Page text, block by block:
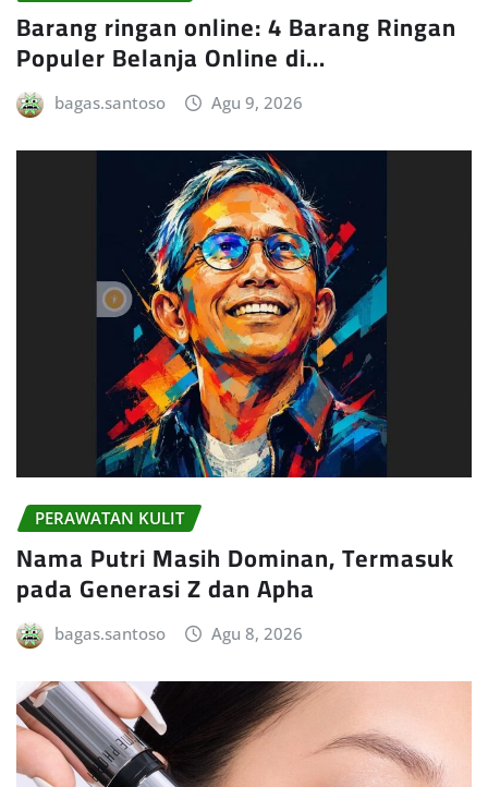
Barang ringan online: 4 Barang Ringan
Populer Belanja Online di…
bagas.santoso Agu 9, 2026
PERAWATAN KULIT
Nama Putri Masih Dominan, Termasuk
pada Generasi Z dan Apha
bagas.santoso Agu 8, 2026